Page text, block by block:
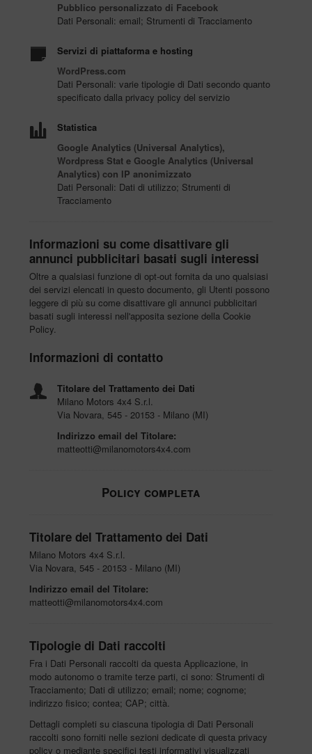
Pubblico personalizzato di Facebook
Dati Personali: email; Strumenti di Tracciamento
Servizi di piattaforma e hosting
WordPress.com
Dati Personali: varie tipologie di Dati secondo quanto
specificato dalla privacy policy del servizio
Statistica
Google Analytics (Universal Analytics),
Wordpress Stat e Google Analytics (Universal
Analytics) con IP anonimizzato
Dati Personali: Dati di utilizzo; Strumenti di
Tracciamento
Informazioni su come disattivare gli
annunci pubblicitari basati sugli interessi
Oltre a qualsiasi funzione di opt-out fornita da uno qualsiasi
dei servizi elencati in questo documento, gli Utenti possono
leggere di più su come disattivare gli annunci pubblicitari
basati sugli interessi nell'apposita sezione della Cookie
Policy.
Informazioni di contatto
Titolare del Trattamento dei Dati
Milano Motors 4x4 S.r.l.
Via Novara, 545 - 20153 - Milano (MI)
Indirizzo email del Titolare:
matteotti@milanomotors4x4.com
Policy completa
Titolare del Trattamento dei Dati
Milano Motors 4x4 S.r.l.
Via Novara, 545 - 20153 - Milano (MI)
Indirizzo email del Titolare:
matteotti@milanomotors4x4.com
Tipologie di Dati raccolti
Fra i Dati Personali raccolti da questa Applicazione, in
modo autonomo o tramite terze parti, ci sono: Strumenti di
Tracciamento; Dati di utilizzo; email; nome; cognome;
indirizzo fisico; contea; CAP; città.
Dettagli completi su ciascuna tipologia di Dati Personali
raccolti sono forniti nelle sezioni dedicate di questa privacy
policy o mediante specifici testi informativi visualizzati